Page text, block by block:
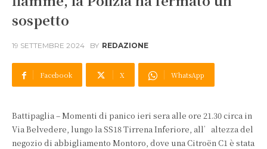
sospetto
19 SETTEMBRE 2024 BY REDAZIONE
Facebook X WhatsApp
Battipaglia – Momenti di panico ieri sera alle ore 21.30 circa in
Via Belvedere, lungo la SS18 Tirrena Inferiore, all’altezza del
negozio di abbigliamento Montoro, dove una Citroën C1 è stata